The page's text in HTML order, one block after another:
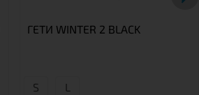
ГЕТИ WINTER 2 BLACK
S L